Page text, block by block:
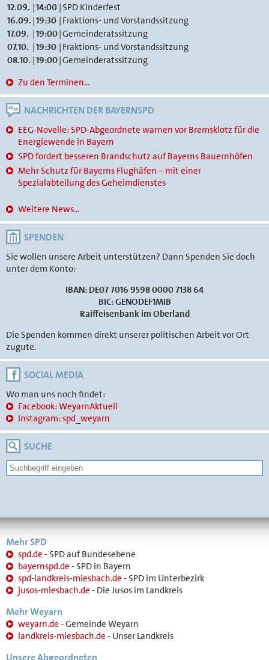
12.09. |14:00 |SPD Kinderfest
16.09. |19:30 | Fraktions- und Vorstandssitzung
17.09. |19:00|Gemeinderatssitzung
07.10. |19:30 | Fraktions- und Vorstandssitzung
08.10. |19:00|Gemeinderatssitzung
Zu den Terminen...
NACHRICHTEN DER BAYERNSPD
EEG-Novelle: SPD-Abgeordnete warnen vor Bremsklotz für die
Energiewende in Bayern
SPD fordert besseren Brandschutz auf Bayerns Bauernhöfen
Mehr Schutz für Bayerns Flughäfen – mit einer
Spezialabteilung des Geheimdienstes
Weitere News...
SPENDEN
Sie wollen unsere Arbeit unterstützen? Dann Spenden Sie doch
unter dem Konto:
IBAN: DE07 7016 9598 0000 7138 64
BIC: GENODEF1MIB
Raiffeisenbank im Oberland
Die Spenden kommen direkt unserer politischen Arbeit vor Ort
zugute.
SOCIAL MEDIA
Wo man uns noch findet:
Facebook: WeyarnAktuell
Instagram: spd_weyarn
SUCHE
Mehr SPD
spd.de - SPD auf Bundesebene
bayernspd.de - SPD in Bayern
spd-landkreis-miesbach.de - SPD im Unterbezirk
jusos-miesbach.de - Die Jusos im Landkreis
Mehr Weyarn
weyarn.de - Gemeinde Weyarn
landkreis-miesbach.de - Unser Landkreis